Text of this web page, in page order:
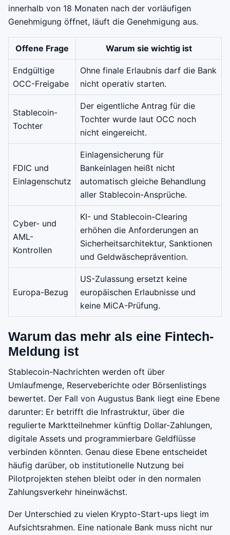
innerhalb von 18 Monaten nach der vorläufigen
Genehmigung öffnet, läuft die Genehmigung aus.
Offene Frage Warum sie wichtig ist
Endgültige
OCC-Freigabe
Ohne finale Erlaubnis darf die Bank
nicht operativ starten.
Stablecoin-
Tochter
Der eigentliche Antrag für die
Tochter wurde laut OCC noch
nicht eingereicht.
FDIC und
Einlagenschutz
Einlagensicherung für
Bankeinlagen heißt nicht
automatisch gleiche Behandlung
aller Stablecoin-Ansprüche.
Cyber- und
AML-
Kontrollen
KI- und Stablecoin-Clearing
erhöhen die Anforderungen an
Sicherheitsarchitektur, Sanktionen
und Geldwäscheprävention.
Europa-Bezug
US-Zulassung ersetzt keine
europäischen Erlaubnisse und
keine MiCA-Prüfung.
Warum das mehr als eine Fintech-
Meldung ist
Stablecoin-Nachrichten werden oft über
Umlaufmenge, Reserveberichte oder Börsenlistings
bewertet. Der Fall von Augustus Bank liegt eine Ebene
darunter: Er betrifft die Infrastruktur, über die
regulierte Marktteilnehmer künftig Dollar-Zahlungen,
digitale Assets und programmierbare Geldflüsse
verbinden könnten. Genau diese Ebene entscheidet
häufig darüber, ob institutionelle Nutzung bei
Pilotprojekten stehen bleibt oder in den normalen
Zahlungsverkehr hineinwächst.
Der Unterschied zu vielen Krypto-Start-ups liegt im
Aufsichtsrahmen. Eine nationale Bank muss nicht nur